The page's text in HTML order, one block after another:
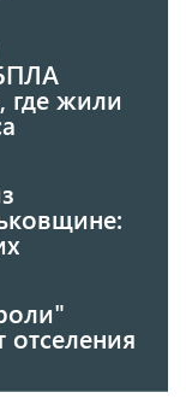
жили
отселения